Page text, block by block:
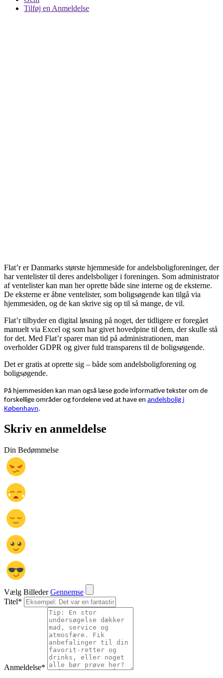
Tilføj en Anmeldelse
Flat’r er Danmarks største hjemmeside for andelsboligforeninger, der
har ventelister til deres andelsboliger i foreningen. Som administrator
af ventelister kan man her oprette både sine interne og de eksterne.
De eksterne er åbne ventelister, som boligsøgende kan tilgå via
hjemmesiden, og de kan skrive sig op til så mange, de vil.
Flat’r tilbyder en digital løsning på noget, der tidligere er foregået
manuelt via Excel og som har givet hovedpine til dem, der skulle stå
for det. Med Flat’r sparer man tid på administrationen, man
overholder GDPR og giver fuld transparens til de boligsøgende.
Det er gratis at oprette sig – både som andelsboligforening og
boligsøgende.
På hjemmesiden kan man også læse gode informative tekster om de
forskellige områder og fordelene ved at have en andelsbolig i
København.
Skriv en anmeldelse
Din Bedømmelse
Vælg Billeder Gennemse
Titel*
Anmeldelse*